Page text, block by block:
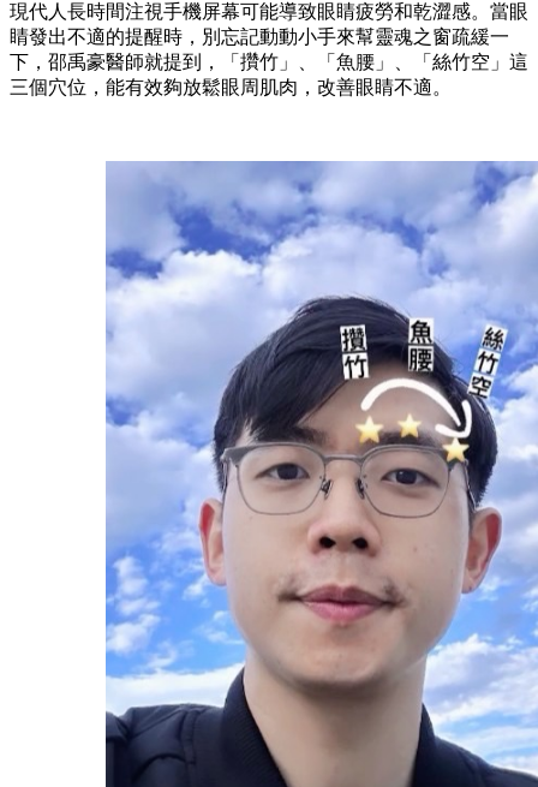
現代人長時間注視手機屏幕可能導致眼睛疲勞和乾澀感。當眼
睛發出不適的提醒時，別忘記動動小手來幫靈魂之窗疏緩一
下，邵禹豪醫師就提到，「攢竹」、「魚腰」、「絲竹空」這
三個穴位，能有效夠放鬆眼周肌肉，改善眼睛不適。